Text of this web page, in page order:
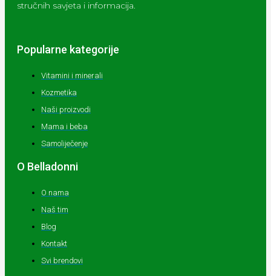
stručnih savjeta i informacija.
Popularne kategorije
Vitamini i minerali
Kozmetika
Naši proizvodi
Mama i beba
Samoliječenje
O Belladonni
O nama
Naš tim
Blog
Kontakt
Svi brendovi